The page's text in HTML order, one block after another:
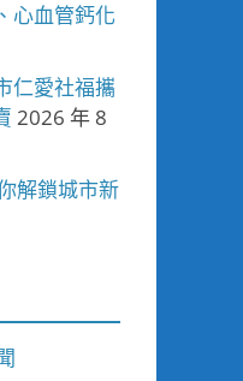
心血管鈣化
仁愛社福攜
2026 年 8
解鎖城市新